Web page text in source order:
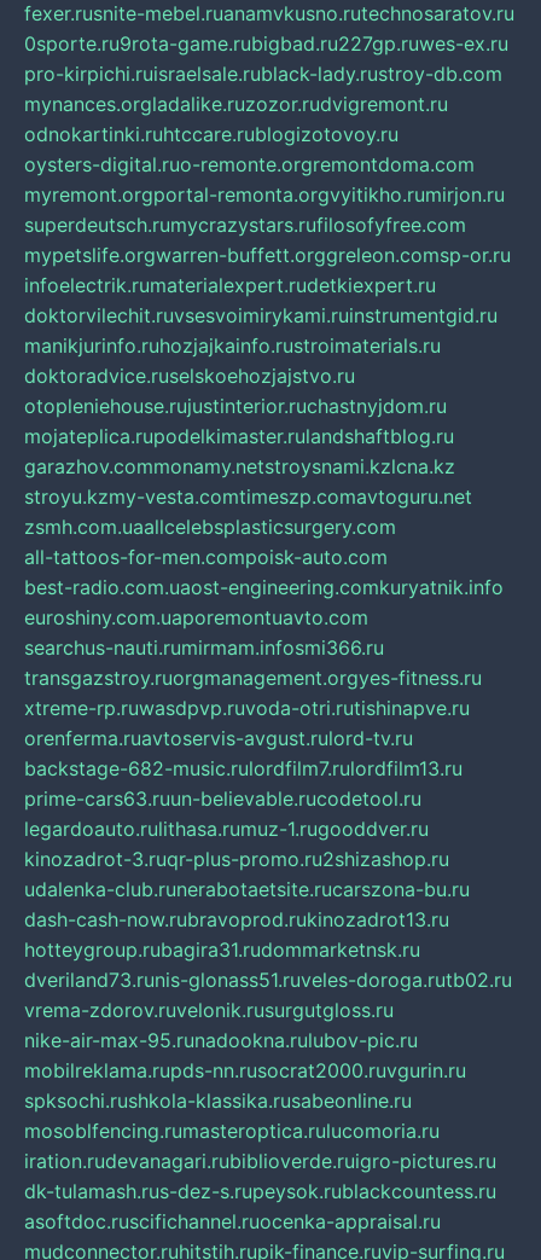
fexer.rusnite-mebel.ruanamvkusno.rutechnosaratov.ru
0sporte.ru9rota-game.rubigbad.ru227gp.ruwes-ex.ru
pro-kirpichi.ruisraelsale.rublack-lady.rustroy-db.com
mynances.orgladalike.ruzozor.rudvigremont.ru
odnokartinki.ruhtccare.rublogizotovoy.ru
oysters-digital.ruo-remonte.orgremontdoma.com
myremont.orgportal-remonta.orgvyitikho.rumirjon.ru
superdeutsch.rumycrazystars.rufilosofyfree.com
mypetslife.orgwarren-buffett.orggreleon.comsp-or.ru
infoelectrik.rumaterialexpert.rudetkiexpert.ru
doktorvilechit.ruvsesvoimirykami.ruinstrumentgid.ru
manikjurinfo.ruhozjajkainfo.rustroimaterials.ru
doktoradvice.ruselskoehozjajstvo.ru
otopleniehouse.rujustinterior.ruchastnyjdom.ru
mojateplica.rupodelkimaster.rulandshaftblog.ru
garazhov.commonamy.netstroysnami.kzlcna.kz
stroyu.kzmy-vesta.comtimeszp.comavtoguru.net
zsmh.com.uaallcelebsplasticsurgery.com
all-tattoos-for-men.compoisk-auto.com
best-radio.com.uaost-engineering.comkuryatnik.info
euroshiny.com.uaporemontuavto.com
searchus-nauti.rumirmam.infosmi366.ru
transgazstroy.ruorgmanagement.orgyes-fitness.ru
xtreme-rp.ruwasdpvp.ruvoda-otri.rutishinapve.ru
orenferma.ruavtoservis-avgust.rulord-tv.ru
backstage-682-music.rulordfilm7.rulordfilm13.ru
prime-cars63.ruun-believable.rucodetool.ru
legardoauto.rulithasa.rumuz-1.rugooddver.ru
kinozadrot-3.ruqr-plus-promo.ru2shizashop.ru
udalenka-club.runerabotaetsite.rucarszona-bu.ru
dash-cash-now.rubravoprod.rukinozadrot13.ru
hotteygroup.rubagira31.rudommarketnsk.ru
dveriland73.runis-glonass51.ruveles-doroga.rutb02.ru
vrema-zdorov.ruvelonik.rusurgutgloss.ru
nike-air-max-95.runadookna.rulubov-pic.ru
mobilreklama.rupds-nn.rusocrat2000.ruvgurin.ru
spksochi.rushkola-klassika.rusabeonline.ru
mosoblfencing.rumasteroptica.rulucomoria.ru
iration.rudevanagari.rubiblioverde.ruigro-pictures.ru
dk-tulamash.rus-dez-s.rupeysok.rublackcountess.ru
asoftdoc.ruscifichannel.ruocenka-appraisal.ru
mudconnector.ruhitstih.rupik-finance.ruvip-surfing.ru